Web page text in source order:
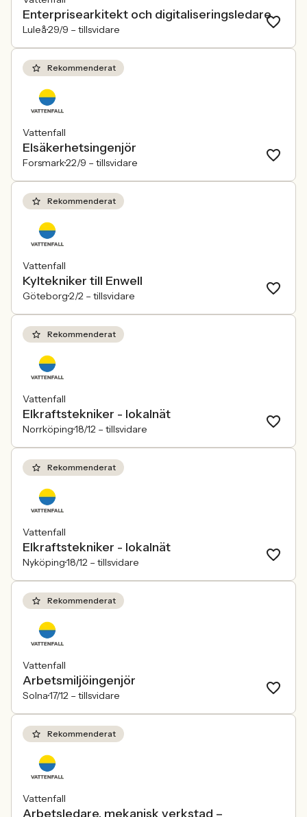
Enterprisearkitekt och digitaliseringsledare
Luleå29/9 – tillsvidare
Rekommenderat
Vattenfall
Elsäkerhetsingenjör
Forsmark22/9 – tillsvidare
Rekommenderat
Vattenfall
Kyltekniker till Enwell
Göteborg2/2 – tillsvidare
Rekommenderat
Vattenfall
Elkraftstekniker - lokalnät
Norrköping18/12 – tillsvidare
Rekommenderat
Vattenfall
Elkraftstekniker - lokalnät
Nyköping18/12 – tillsvidare
Rekommenderat
Vattenfall
Arbetsmiljöingenjör
Solna17/12 – tillsvidare
Rekommenderat
Vattenfall
Arbetsledare, mekanisk verkstad –